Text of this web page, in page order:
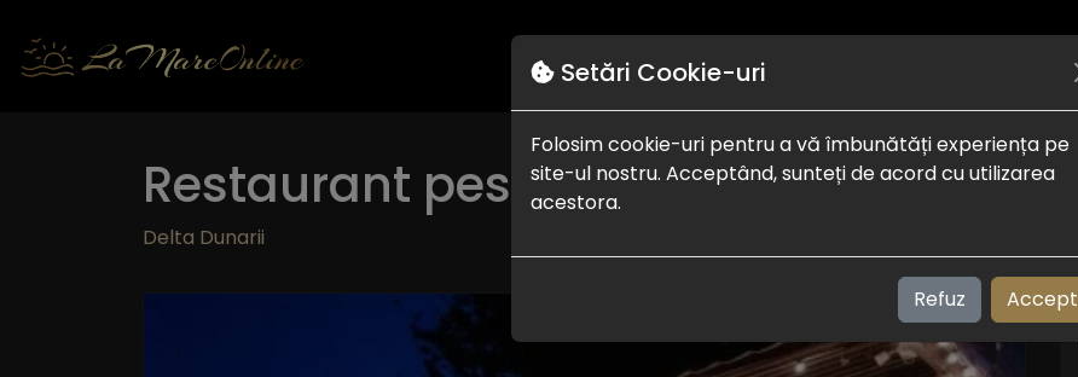
Autentificare Puncte de interes
Restaurant pescaresc Lebada
Delta Dunarii
Setări Cookie-uri
Folosim cookie-uri pentru a vă îmbunătăți experiența pe
site-ul nostru. Acceptând, sunteți de acord cu utilizarea
acestora.
Refuz Accept